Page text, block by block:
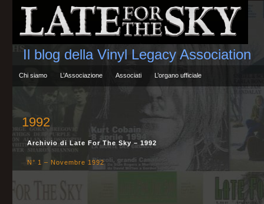
Il blog della Vinyl Legacy Association
Chi siamo L’Associazione Associati L’organo ufficiale
1992
Archivio di Late For The Sky – 1992
N° 1 – Novembre 1992